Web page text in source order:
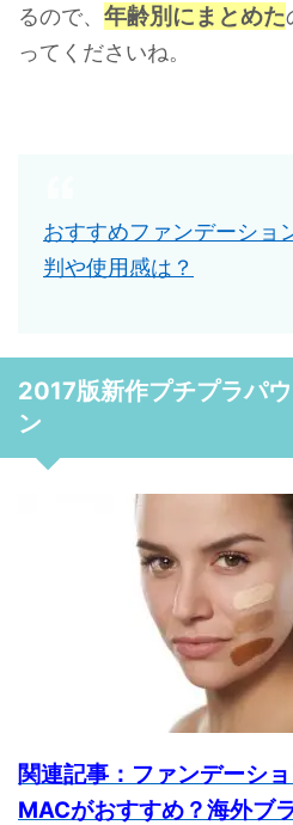
るので、 年齢別にまとめた
ってくださいね。
おすすめファンデーショ
判や使用感は？
2017版新作プチプラパ
ン
関連記事：ファンデーシ
MACがおすすめ？海外ブ